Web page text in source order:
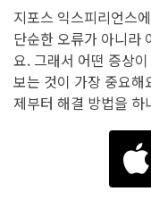
지포스 익스피리언스
단순한 오류가 아니라
요. 그래서 어떤 증상
보는 것이 가장 중요
제부터 해결 방법을